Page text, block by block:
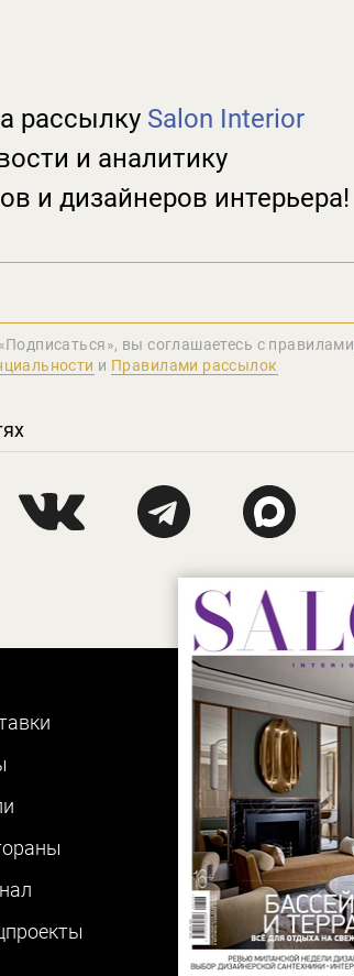
рассылку Salon Interior
и аналитику
и дизайнеров интерьера!
вы соглашаетеcь с правилами
и Правилами рассылок